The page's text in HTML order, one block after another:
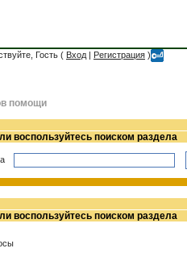
Гость ( Вход | Регистрация )
помощи
воспользуйтесь поиском раздела
воспользуйтесь поиском раздела